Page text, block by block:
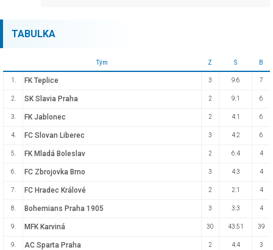
TABULKA
Tým Z S B
1. FK Teplice 3 9:6 7
2. SK Slavia Praha 2 9:1 6
3. FK Jablonec 2 4:1 6
4. FC Slovan Liberec 3 4:2 6
5. FK Mladá Boleslav 2 6:4 4
6. FC Zbrojovka Brno 3 4:3 4
7. FC Hradec Králové 2 2:1 4
8. Bohemians Praha 1905 3 3:3 4
9. MFK Karviná 30 43:51 39
9. AC Sparta Praha 2 4:4 3